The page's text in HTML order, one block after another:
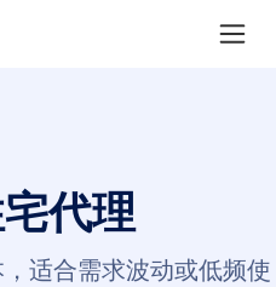
代理
适合需求波动或低频使